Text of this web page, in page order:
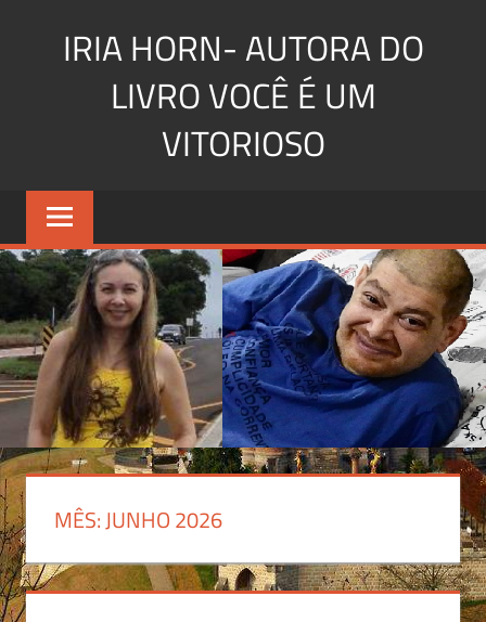
IRIA HORN- AUTORA DO
LIVRO VOCÊ É UM
VITORIOSO
Você
vitorioso
MÊS:JUNHO 2026